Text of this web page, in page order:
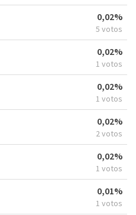
0,02%
5 votos
0,02%
1 votos
0,02%
1 votos
0,02%
2 votos
0,02%
1 votos
0,01%
1 votos